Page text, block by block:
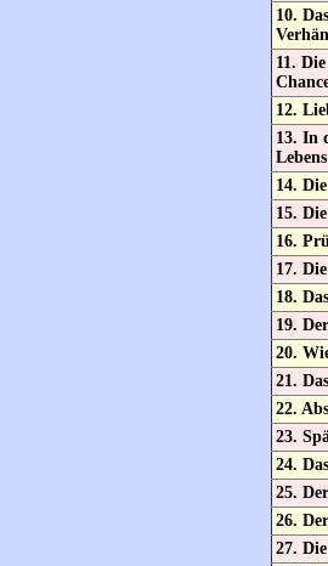
10.
11.
12.
13. In
Lebens
14.
15.
16.
17.
18.
19.
20.
21.
22.
23.
24.
25.
26.
27.